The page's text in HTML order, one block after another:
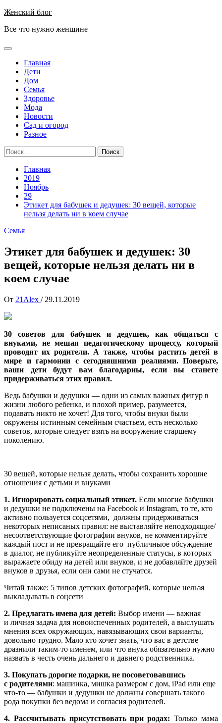
Перейти
содержимому
Женский блог
Все что нужно женщине
Основное
Главная
Дети
Дом
Семья
Здоровье
Мода
Новости
Сад и огород
Разное
Найти:
Главная
2019
Ноябрь
29
Этикет для бабушек и дедушек: 30 вещей, которые
нельзя делать ни в коем случае
Семья
Этикет для бабушек и дедушек: 30
вещей, которые нельзя делать ни в
коем случае
От 21Alex / 29.11.2019
30 советов для бабушек и дедушек, как общаться с
внуками, не мешая педагогическому процессу, который
проводят их родители. А также, чтобы растить детей в
мире и гармонии с сегодняшними реалиями. Поверьте,
ваши дети будут вам благодарны, если вы станете
придерживаться этих правил.
Ведь бабушки и дедушки — одни из самых важных фигур в
жизни любого ребенка, и плохой пример, разумеется,
подавать никто не хочет! Для того, чтобы внуки были
окружены истинным семейным счастьем, есть несколько
советов, которые следует взять на вооружение старшему
поколению.
30 вещей, которые нельзя делать, чтобы сохранить хорошие
отношения с детьми и внуками
1. Игнорировать социальный этикет. Если многие бабушки
и дедушки не подключены на Facebook и Instagram, то те, кто
активно пользуется соцсетями, должны придерживаться
некоторых неписаных правил: не выставляйте неподходящие/
несоответствующие фотографии внуков, не комментируйте
каждый пост и не превращайте его публичныое обсуждение
в диалог, не публикуйте неопределенные статусы, в которых
выражаете обиду на детей или внуков, и не добавляйте друзей
внуков в друзья, если они сами не стучатся.
Читай также: 5 типов детских фотографий, которые нельзя
выкладывать в соцсети
2. Предлагать имена для детей: Выбор имени — важная
и личная задача для новоиспеченных родителей, а выслушать
мнения всех окружающих, навязывающих свои варианты,
довольно трудно. Мало кто хочет знать, что вас в детстве
дразнили таким-то именем, или что внука обязательно нужно
назвать в честь очень дальнего и давнего родственника.
3. Покупать дорогие подарки, не посоветовавшись
с родителями: машинка, мишка размером с дом, iPad или еще
что-то — бабушки и дедушки не должны совершать такого
рода покупки без ведома и согласия родителей.
4. Рассчитывать присутствовать при родах:Только мама